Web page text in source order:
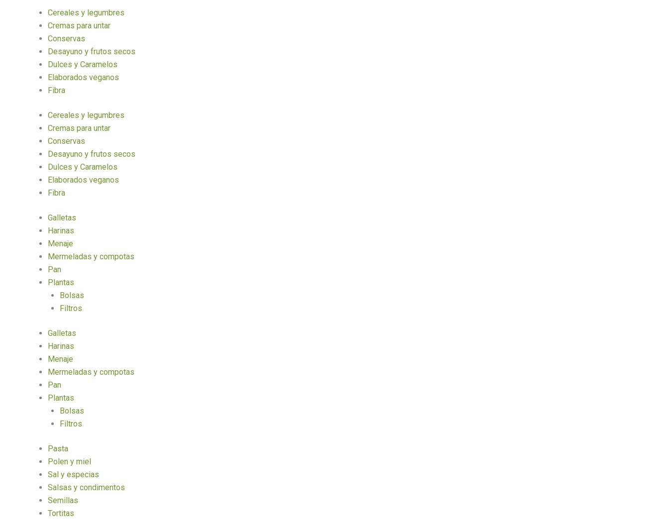
Cereales y legumbres
Cremas para untar
Conservas
Desayuno y frutos secos
Dulces y Caramelos
Elaborados veganos
Fibra
Cereales y legumbres
Cremas para untar
Conservas
Desayuno y frutos secos
Dulces y Caramelos
Elaborados veganos
Fibra
Galletas
Harinas
Menaje
Mermeladas y compotas
Pan
Plantas
Bolsas
Filtros
Galletas
Harinas
Menaje
Mermeladas y compotas
Pan
Plantas
Bolsas
Filtros
Pasta
Polen y miel
Sal y especias
Salsas y condimentos
Semillas
Tortitas